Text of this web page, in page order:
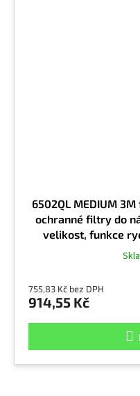
6502QL MEDIUM
ochranné filtry do
velikost, funkce
755,83 Kč bez DPH
914,55 Kč